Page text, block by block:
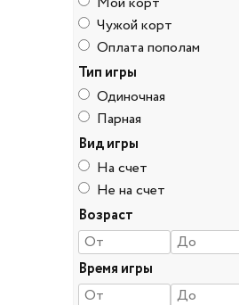
Чужой корт
Оплата пополам
Тип игры
Одиночная
Парная
Вид игры
На счет
Не на счет
Возраст
Время игры